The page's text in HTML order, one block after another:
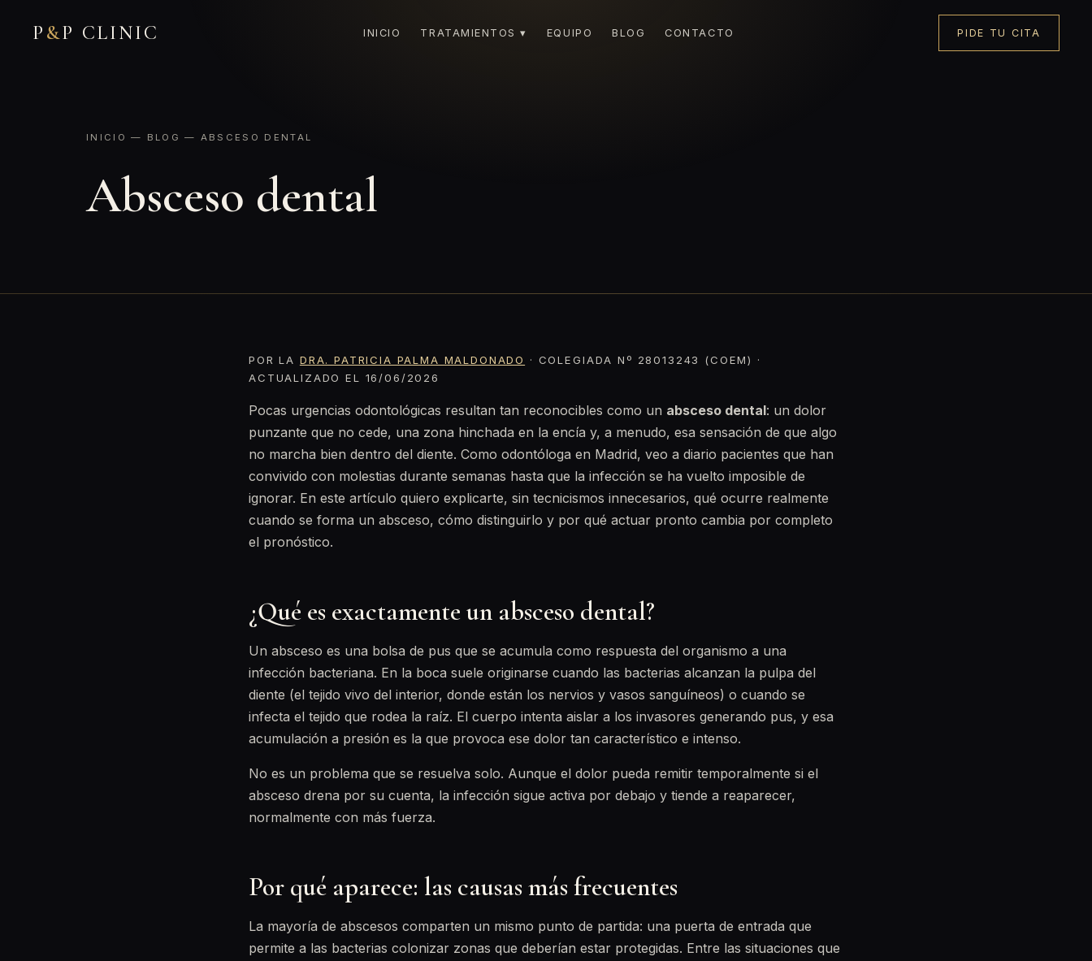
P &P CLINIC INICIO TRATAMIENTOS ▾ EQUIPO BLOG CONTACTO PIDE TU CITA
INICIO — BLOG — ABSCESO DENTAL
Absceso dental
POR LA DRA. PATRICIA PALMA MALDONADO
· COLEGIADA Nº 28013243 (COEM) ·
ACTUALIZADO EL 16/06/2026
Pocas urgencias odontológicas resultan tan reconocibles como un absceso dental: un dolor
punzante que no cede, una zona hinchada en la encía y, a menudo, esa sensación de que algo
no marcha bien dentro del diente. Como odontóloga en Madrid, veo a diario pacientes que han
convivido con molestias durante semanas hasta que la infección se ha vuelto imposible de
ignorar. En este artículo quiero explicarte, sin tecnicismos innecesarios, qué ocurre realmente
cuando se forma un absceso, cómo distinguirlo y por qué actuar pronto cambia por completo
el pronóstico.
¿Qué es exactamente un absceso dental?
Un absceso es una bolsa de pus que se acumula como respuesta del organismo a una
infección bacteriana. En la boca suele originarse cuando las bacterias alcanzan la pulpa del
diente (el tejido vivo del interior, donde están los nervios y vasos sanguíneos) o cuando se
infecta el tejido que rodea la raíz. El cuerpo intenta aislar a los invasores generando pus, y esa
acumulación a presión es la que provoca ese dolor tan característico e intenso.
No es un problema que se resuelva solo. Aunque el dolor pueda remitir temporalmente si el
absceso drena por su cuenta, la infección sigue activa por debajo y tiende a reaparecer,
normalmente con más fuerza.
Por qué aparece: las causas más frecuentes
La mayoría de abscesos comparten un mismo punto de partida: una puerta de entrada que
permite a las bacterias colonizar zonas que deberían estar protegidas. Entre las situaciones que